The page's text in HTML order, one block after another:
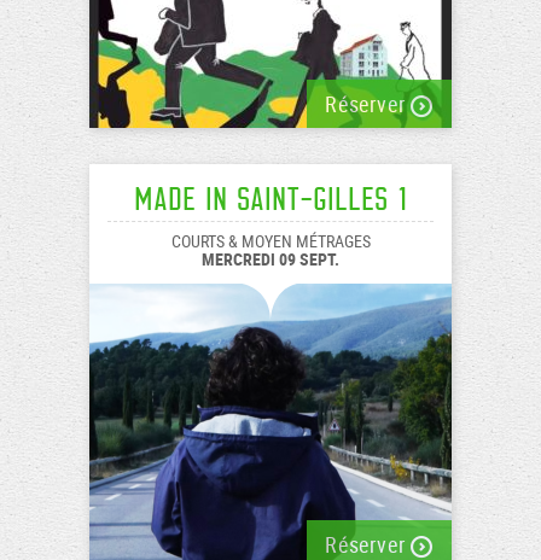
Réserver
Made In Saint-Gilles 1
COURTS & MOYEN MÉTRAGES
MERCREDI 09 SEPT.
Réserver